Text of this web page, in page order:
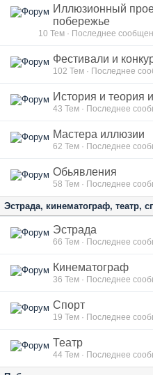
Иллюзионный
побережье
10 Тем · Последнее
Фестивали и
102 Тем · Последнее
История и теория
43 Тем · Последнее
Мастера иллюзии
62 Тем · Последнее
Обьявления
58 Тем · Последнее
Эстрада, кинематограф, театр,
Эстрада
66 Тем · Последнее
Кинематограф
36 Тем · Последнее
Спорт
19 Тем · Последнее
Театр
44 Тем · Последнее